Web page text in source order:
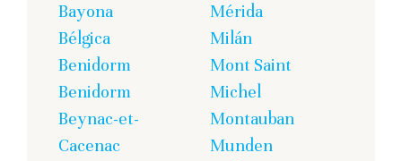
Bayona
Bélgica
Benidorm
Benidorm
Beynac-et-
Cacenac
Mérida
Milán
Mont Saint
Michel
Montauban
Munden